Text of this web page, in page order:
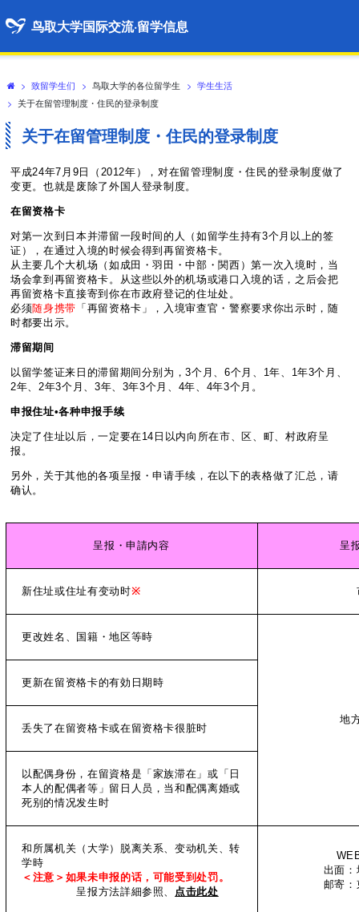
鸟取大学国际交流·留学信息
> 致留学生们 > 鸟取大学的各位留学生 > 学生生活
> 关于在留管理制度・住民的登录制度
关于在留管理制度・住民的登录制度
平成24年7月9日（2012年），对在留管理制度・住民的登录制度做了
变更。也就是废除了外国人登录制度。
在留资格卡
对第一次到日本并滞留一段时间的人（如留学生持有3个月以上的签
证），在通过入境的时候会得到再留资格卡。
从主要几个大机场（如成田・羽田・中部・関西）第一次入境时，当
场会拿到再留资格卡。从这些以外的机场或港口入境的话，之后会把
再留资格卡直接寄到你在市政府登记的住址处。
必须随身携带 「再留资格卡」，入境审查官・警察要求你出示时，随
时都要出示。
滞留期 间
以留学签证来日的滞留期间分别为，3个月、6个月、1年、1年3个月、
2年、2年3个月、3年、3年3个月、4年、4年3个月。
申报住址•各种申报手续
决定了住址以后，一定要在14日以内向所在市、区、町、村政府呈
报。
另外，关于其他的各项呈报・申请手续，在以下的表格做了汇总，请
确认。
呈报・申請内容 呈
新住址或住址有变动时※
更改姓名、国籍・地区等時
地
更新在留资格卡的有効日期時
丢失了在留资格卡或在留资格卡很脏时
以配偶身份，在留資格是「家族滞在」或「日
本人的配偶者等」留日人员，当和配偶离婚或
死别的情况发生时
和所属机关（大学）脱离关系、变动机关、转
学時
＜注意＞如果未申报的话，可能受到处罚。
呈报方法詳細参照、
点击此处
出面：
邮寄：